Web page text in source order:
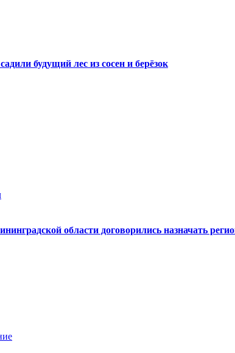
будущий лес из сосен и берёзок
области договорились назначать